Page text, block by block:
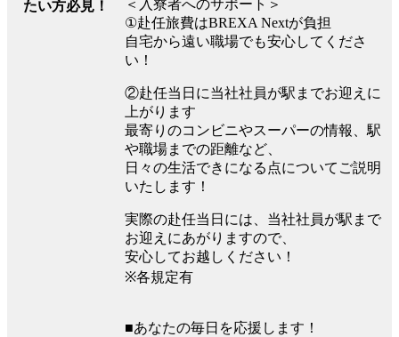
たい方必見！
＜入寮者へのサポート＞
①赴任旅費はBREXA Nextが負担
自宅から遠い職場でも安心してくださ
い！
②赴任当日に当社社員が駅までお迎えに
上がります
最寄りのコンビニやスーパーの情報、駅
や職場までの距離など、
日々の生活できになる点についてご説明
いたします！
実際の赴任当日には、当社社員が駅まで
お迎えにあがりますので、
安心してお越しください！
※各規定有
■あなたの毎日を応援します！